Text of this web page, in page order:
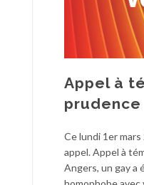
Appel à
prudence
Ce lundi 1er
appel. Appel à
Angers, un gay a